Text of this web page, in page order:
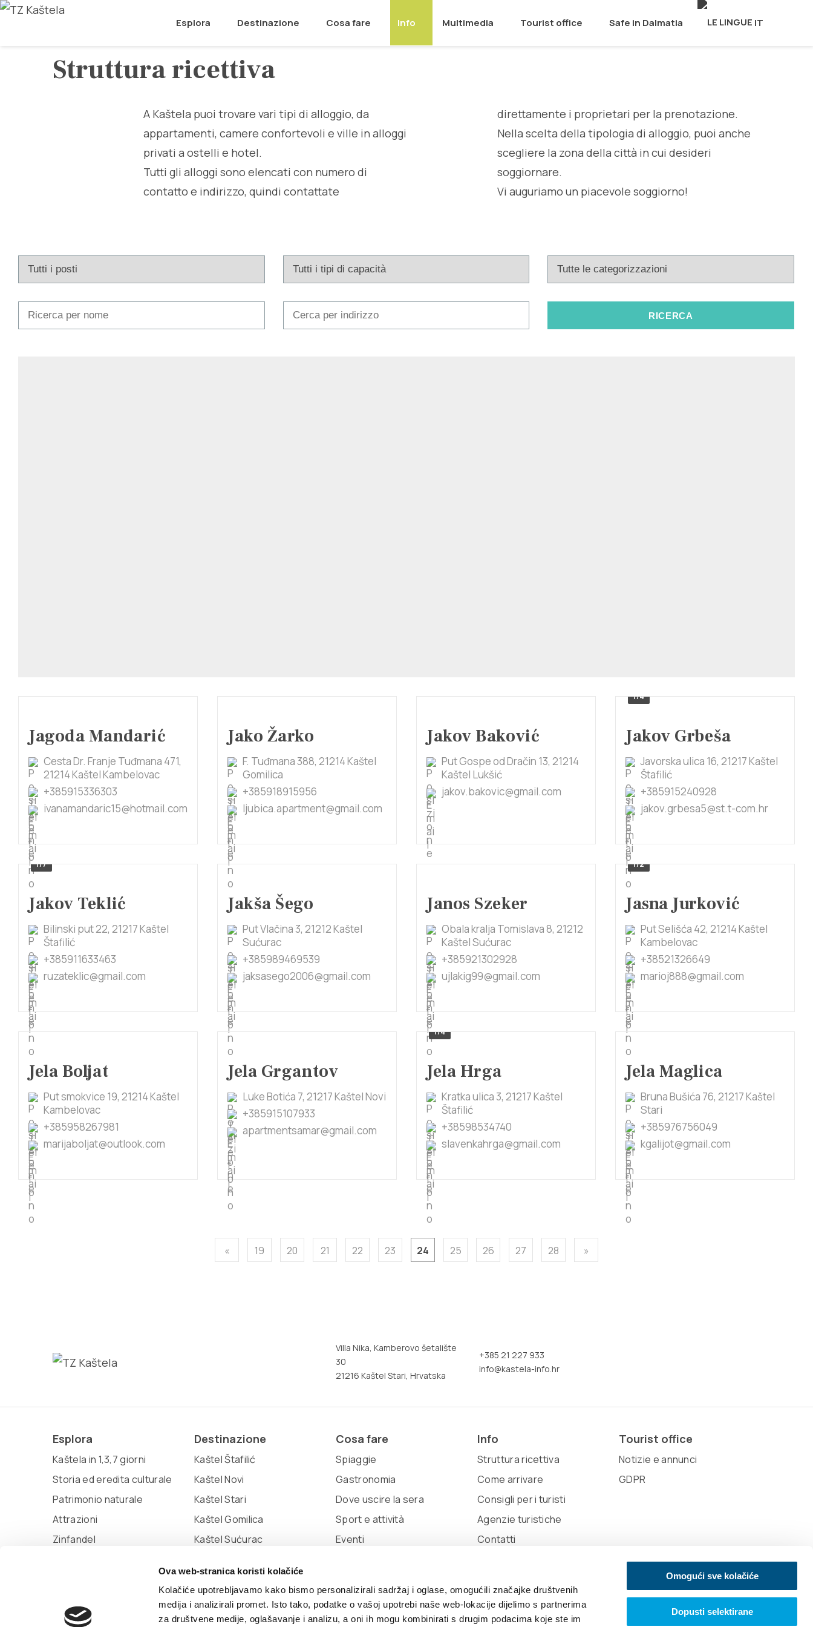
Ova web-stranica koristi kolačiće
Kolačiće upotrebljavamo kako bismo personalizirali sadržaj i oglase, omogućili značajke društvenih
medija i analizirali promet. Isto tako, podatke o vašoj upotrebi naše web-lokacije dijelimo s partnerima
za društvene medije, oglašavanje i analizu, a oni ih mogu kombinirati s drugim podacima koje ste im
Omogući sve kolačiće
Dopusti selektirane
Esplora Destinazione Cosa fare Info Multimedia Tourist office Safe in Dalmatia IT
Struttura ricettiva
A Kaštela puoi trovare vari tipi di alloggio, da
appartamenti, camere confortevoli e ville in alloggi
privati ​​a ostelli e hotel.
Tutti gli alloggi sono elencati con numero di
contatto e indirizzo, quindi contattate
direttamente i proprietari per la prenotazione.
Nella scelta della tipologia di alloggio, puoi anche
scegliere la zona della città in cui desideri
soggiornare.
Vi auguriamo un piacevole soggiorno!
Jagoda Mandarić
Cesta Dr. Franje Tuđmana 471,
21214 Kaštel Kambelovac
+385915336303
ivanamandaric15@hotmail.com
Jako Žarko
F. Tuđmana 388, 21214 Kaštel
Gomilica
+385918915956
ljubica.apartment@gmail.com
Jakov Baković
Put Gospe od Dračin 13, 21214
Kaštel Lukšić
jakov.bakovic@gmail.com
1/4
Jakov Grbeša
Javorska ulica 16, 21217 Kaštel
Štafilić
+385915240928
jakov.grbesa5@st.t-com.hr
1/7
Jakov Teklić
Bilinski put 22, 21217 Kaštel
Štafilić
+385911633463
ruzateklic@gmail.com
Jakša Šego
Put Vlačina 3, 21212 Kaštel
Sućurac
+385989469539
jaksasego2006@gmail.com
Janos Szeker
Obala kralja Tomislava 8, 21212
Kaštel Sućurac
+385921302928
ujlakig99@gmail.com
1/2
Jasna Jurković
Put Selišća 42, 21214 Kaštel
Kambelovac
+38521326649
marioj888@gmail.com
Jela Boljat
Put smokvice 19, 21214 Kaštel
Kambelovac
+385958267981
marijaboljat@outlook.com
Jela Grgantov
Luke Botića 7, 21217 Kaštel Novi
+385915107933
apartmentsamar@gmail.com
1/4
Jela Hrga
Kratka ulica 3, 21217 Kaštel
Štafilić
+38598534740
slavenkahrga@gmail.com
Jela Maglica
Bruna Bušića 76, 21217 Kaštel
Stari
+385976756049
kgalijot@gmail.com
« 19 20 21 22 23 24 25 26 27 28 »
Villa Nika, Kamberovo šetalište
30
21216 Kaštel Stari, Hrvatska
+385 21 227 933
info@kastela-info.hr
Esplora
Kaštela in 1,3,7 giorni
Storia ed eredita culturale
Patrimonio naturale
Attrazioni
Zinfandel
Destinazione
Kaštel Štafilić
Kaštel Novi
Kaštel Stari
Kaštel Gomilica
Kaštel Sućurac
Cosa fare
Spiaggie
Gastronomia
Dove uscire la sera
Sport e attività
Eventi
Info
Struttura ricettiva
Come arrivare
Consigli per i turisti
Agenzie turistiche
Contatti
Tourist office
Notizie e annunci
GDPR